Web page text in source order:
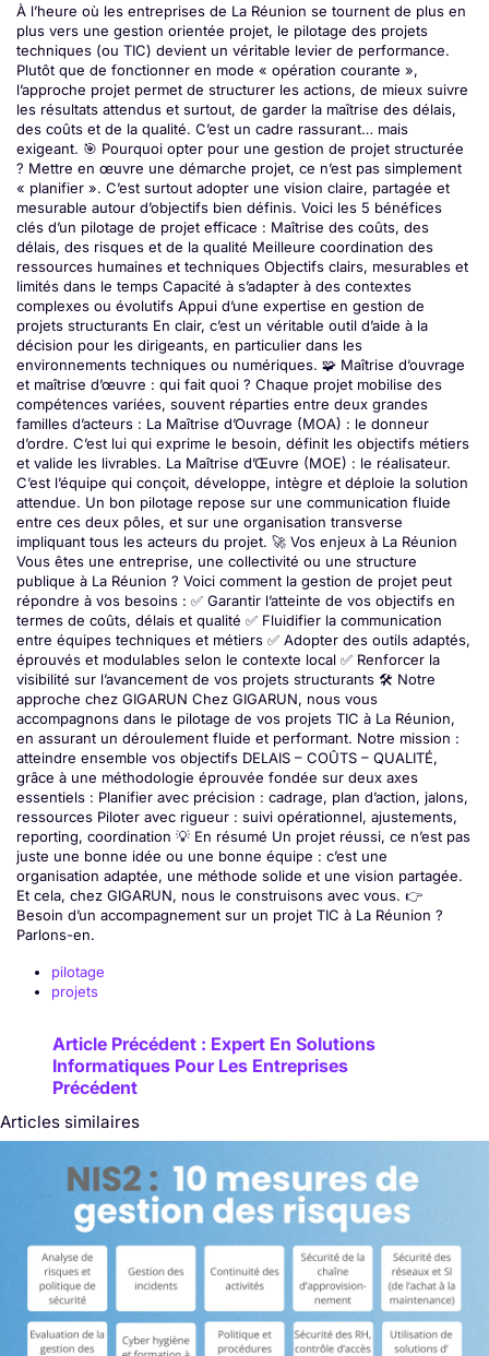
À l’heure où les entreprises de La Réunion se tournent de plus en
plus vers une gestion orientée projet, le pilotage des projets
techniques (ou TIC) devient un véritable levier de performance.
Plutôt que de fonctionner en mode « opération courante »,
l’approche projet permet de structurer les actions, de mieux suivre
les résultats attendus et surtout, de garder la maîtrise des délais,
des coûts et de la qualité. C’est un cadre rassurant… mais
exigeant. 🎯 Pourquoi opter pour une gestion de projet structurée
? Mettre en œuvre une démarche projet, ce n’est pas simplement
« planifier ». C’est surtout adopter une vision claire, partagée et
mesurable autour d’objectifs bien définis. Voici les 5 bénéfices
clés d’un pilotage de projet efficace : Maîtrise des coûts, des
délais, des risques et de la qualité Meilleure coordination des
ressources humaines et techniques Objectifs clairs, mesurables et
limités dans le temps Capacité à s’adapter à des contextes
complexes ou évolutifs Appui d’une expertise en gestion de
projets structurants En clair, c’est un véritable outil d’aide à la
décision pour les dirigeants, en particulier dans les
environnements techniques ou numériques. 🧩 Maîtrise d’ouvrage
et maîtrise d’œuvre : qui fait quoi ? Chaque projet mobilise des
compétences variées, souvent réparties entre deux grandes
familles d’acteurs : La Maîtrise d’Ouvrage (MOA) : le donneur
d’ordre. C’est lui qui exprime le besoin, définit les objectifs métiers
et valide les livrables. La Maîtrise d’Œuvre (MOE) : le réalisateur.
C’est l’équipe qui conçoit, développe, intègre et déploie la solution
attendue. Un bon pilotage repose sur une communication fluide
entre ces deux pôles, et sur une organisation transverse
impliquant tous les acteurs du projet. 🚀 Vos enjeux à La Réunion
Vous êtes une entreprise, une collectivité ou une structure
publique à La Réunion ? Voici comment la gestion de projet peut
répondre à vos besoins : ✅ Garantir l’atteinte de vos objectifs en
termes de coûts, délais et qualité ✅ Fluidifier la communication
entre équipes techniques et métiers ✅ Adopter des outils adaptés,
éprouvés et modulables selon le contexte local ✅ Renforcer la
visibilité sur l’avancement de vos projets structurants 🛠️ Notre
approche chez GIGARUN Chez GIGARUN, nous vous
accompagnons dans le pilotage de vos projets TIC à La Réunion,
en assurant un déroulement fluide et performant. Notre mission :
atteindre ensemble vos objectifs DELAIS – COÛTS – QUALITÉ,
grâce à une méthodologie éprouvée fondée sur deux axes
essentiels : Planifier avec précision : cadrage, plan d’action, jalons,
ressources Piloter avec rigueur : suivi opérationnel, ajustements,
reporting, coordination 💡 En résumé Un projet réussi, ce n’est pas
juste une bonne idée ou une bonne équipe : c’est une
organisation adaptée, une méthode solide et une vision partagée.
Et cela, chez GIGARUN, nous le construisons avec vous. 👉
Besoin d’un accompagnement sur un projet TIC à La Réunion ?
Parlons-en.
pilotage
projets
Article Précédent : Expert En Solutions
Informatiques Pour Les Entreprises
Précédent
Articles similaires